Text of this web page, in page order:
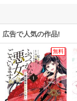
広告で人気の作品!
無料